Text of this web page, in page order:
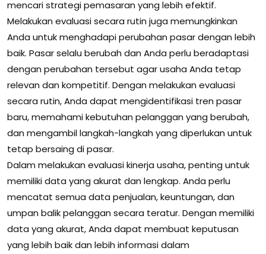
mencari strategi pemasaran yang lebih efektif.
Melakukan evaluasi secara rutin juga memungkinkan
Anda untuk menghadapi perubahan pasar dengan lebih
baik. Pasar selalu berubah dan Anda perlu beradaptasi
dengan perubahan tersebut agar usaha Anda tetap
relevan dan kompetitif. Dengan melakukan evaluasi
secara rutin, Anda dapat mengidentifikasi tren pasar
baru, memahami kebutuhan pelanggan yang berubah,
dan mengambil langkah-langkah yang diperlukan untuk
tetap bersaing di pasar.
Dalam melakukan evaluasi kinerja usaha, penting untuk
memiliki data yang akurat dan lengkap. Anda perlu
mencatat semua data penjualan, keuntungan, dan
umpan balik pelanggan secara teratur. Dengan memiliki
data yang akurat, Anda dapat membuat keputusan
yang lebih baik dan lebih informasi dalam